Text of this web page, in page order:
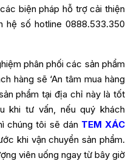
biện pháp hỗ trợ cải thiện
hệ số hotline 0888.533.350
phân phối các sản phẩm
hàng sẽ ‘An tâm mua hàng
phẩm tại địa chỉ này là tốt
khi tư vấn, nếu quý khách
chúng tôi sẽ dán TEM XÁC
khi vận chuyển sản phẩm.
viên uống ngay từ bây giờ